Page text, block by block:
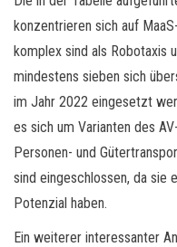
konzentrieren sich auf
komplex sind als Robotaxis
mindestens sieben sich
im Jahr 2022 eingesetzt
es sich um Varianten des
Personen- und
sind eingeschlossen, da sie
Potenzial haben.
Ein weiterer interessanter